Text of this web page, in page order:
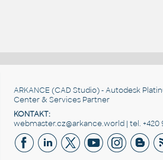
ARKANCE (CAD Studio) - Autodesk
Center & Services Partner
KONTAKT:
webmaster.cz@arkance.world | tel. +420